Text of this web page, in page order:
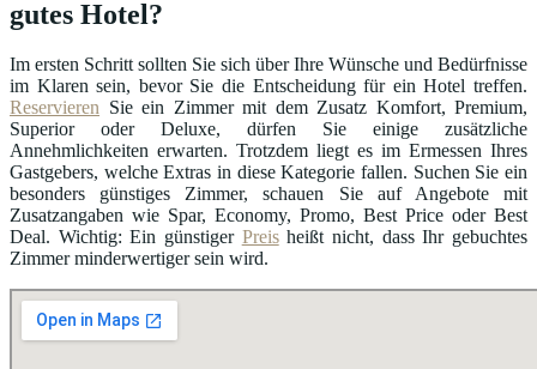
gutes Hotel?
Im ersten Schritt sollten Sie sich über Ihre Wünsche und Bedürfnisse
im Klaren sein, bevor Sie die Entscheidung für ein Hotel treffen.
Reservieren Sie ein Zimmer mit dem Zusatz Komfort, Premium,
Superior oder Deluxe, dürfen Sie einige zusätzliche
Annehmlichkeiten erwarten. Trotzdem liegt es im Ermessen Ihres
Gastgebers, welche Extras in diese Kategorie fallen. Suchen Sie ein
besonders günstiges Zimmer, schauen Sie auf Angebote mit
Zusatzangaben wie Spar, Economy, Promo, Best Price oder Best
Deal. Wichtig: Ein günstiger Preisheißt nicht, dass Ihr gebuchtes
Zimmer minderwertiger sein wird.